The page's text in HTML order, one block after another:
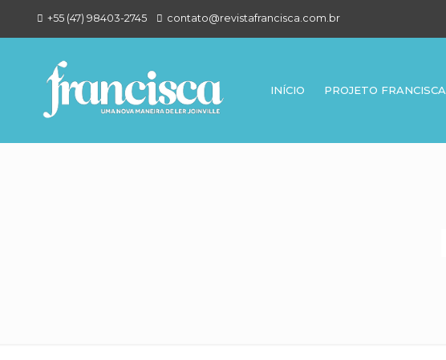
+55 (47) 98403-2745 contato@revistafrancisca.com.br
INÍCIO PROJETO FRANCISCA